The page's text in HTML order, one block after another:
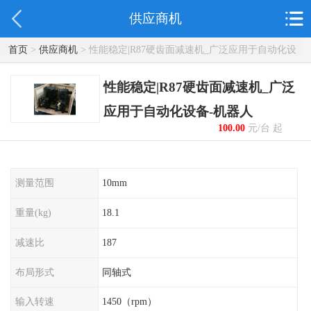
供应商机
首页> 供应商机> 性能稳定|R87硬齿面减速机_广泛应用于自动化设
备-机器人
性能稳定|R87硬齿面减速机_广泛
应用于自动化设备-机器人
100.00元/台 起
测量范围 10mm
重量(kg) 18.1
减速比 187
布局形式 同轴式
输入转速 1450（rpm）